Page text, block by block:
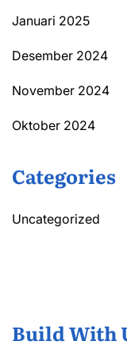
Januari 2025
Desember 2024
November 2024
Oktober 2024
Categories
Uncategorized
Build With